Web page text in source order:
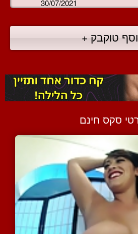
30/07/2021
טוקבק +
סקס חינם